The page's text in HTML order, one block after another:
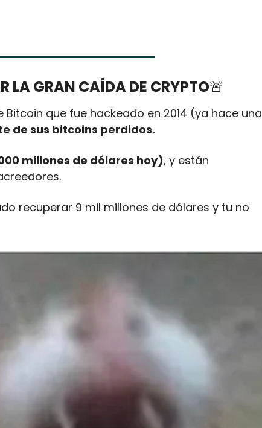
LA GRAN CAÍDA DE CRYPTO🚨
que fue hackeado en 2014 (ya hace una
de sus bitcoins perdidos.
millones de dólares hoy), y están
recuperar 9 mil millones de dólares y tu no